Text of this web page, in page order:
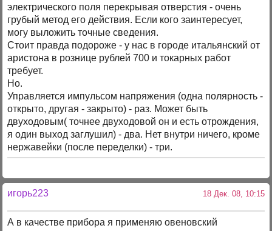
электрического поля перекрывая отверстия - очень
грубый метод его действия. Если кого заинтересует,
могу выложить точные сведения.
Стоит правда подороже - у нас в городе итальянский от
аристона в рознице рублей 700 и токарных работ
требует.
Но.
Управляется импульсом напряжения (одна полярность -
открыто, другая - закрыто) - раз. Может быть
двуходовым( точнее двуходовой он и есть отрождения,
я один выход заглушил) - два. Нет внутри ничего, кроме
нержавейки (после переделки) - три.
игорь223 18 Дек. 08, 10:15
А в качестве прибора я применяю овеновский